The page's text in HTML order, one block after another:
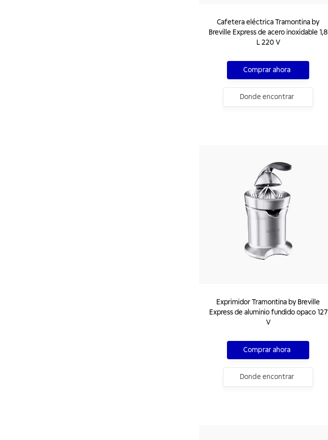
Cafetera eléctrica Tramontina by
Breville Express de acero inoxidable 1,8
L 220 V
Comprar ahora
Donde encontrar
Exprimidor Tramontina by Breville
Express de aluminio fundido opaco 127
V
Comprar ahora
Donde encontrar